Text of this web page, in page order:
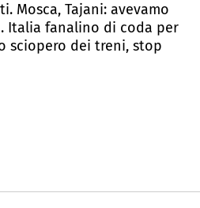
Mosca, Tajani: avevamo
Italia fanalino di coda per
sciopero dei treni, stop